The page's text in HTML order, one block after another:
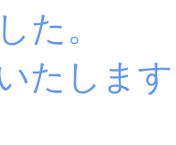
た。
たしま